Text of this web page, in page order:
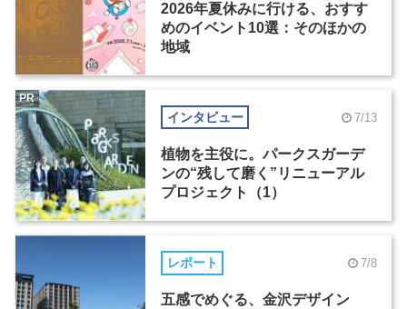
2026年夏休みに行ける、おすす
めのイベント10選：そのほかの
地域
インタビュー 7/13
植物を主役に。パークスガーデ
ンの“残して磨く”リニューアル
プロジェクト（1）
PR
レポート 7/8
五感でめぐる、金沢デザイン